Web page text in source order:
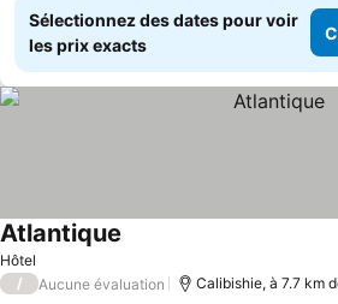
Sélectionnez des dates pour voir
les prix exacts
Hôtel
Atlantique
/ Aucune évaluation Calibishie, à 7.7 km